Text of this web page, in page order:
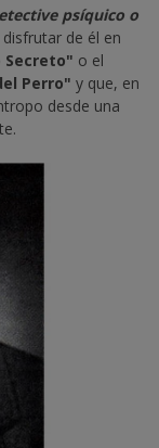
psíquico o
disfrutar de él en
Secreto" o el
Perro" y que, en
desde una